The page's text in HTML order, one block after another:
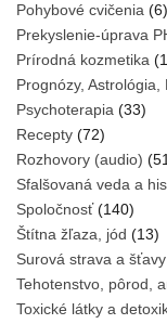
Pohybové cvičenia (6)
Prekyslenie-úprava
Prírodná kozmetika
Prognózy, Astrológia,
Psychoterapia (33)
Recepty (72)
Rozhovory (audio)
Sfalšovaná veda a
Spoločnosť(140)
Štítna žľaza, jód (13)
Surová strava a
Tehotenstvo, pôrod,
Toxické látky a